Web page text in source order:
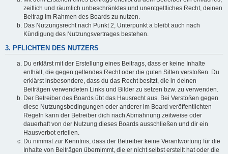
zeitlich und räumlich unbeschränktes und unentgeltliches Recht, deinen
Beitrag im Rahmen des Boards zu nutzen.
Das Nutzungsrecht nach Punkt 2, Unterpunkt a bleibt auch nach
Kündigung des Nutzungsvertrages bestehen.
3. PFLICHTEN DES NUTZERS
Du erklärst mit der Erstellung eines Beitrags, dass er keine Inhalte
enthält, die gegen geltendes Recht oder die guten Sitten verstoßen. Du
erklärst insbesondere, dass du das Recht besitzt, die in deinen
Beiträgen verwendeten Links und Bilder zu setzen bzw. zu verwenden.
Der Betreiber des Boards übt das Hausrecht aus. Bei Verstößen gegen
diese Nutzungsbedingungen oder anderer im Board veröffentlichten
Regeln kann der Betreiber dich nach Abmahnung zeitweise oder
dauerhaft von der Nutzung dieses Boards ausschließen und dir ein
Hausverbot erteilen.
Du nimmst zur Kenntnis, dass der Betreiber keine Verantwortung für die
Inhalte von Beiträgen übernimmt, die er nicht selbst erstellt hat oder die